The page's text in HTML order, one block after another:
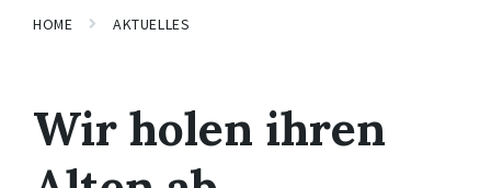
HOME AKTUELLES
Wir holen ihren